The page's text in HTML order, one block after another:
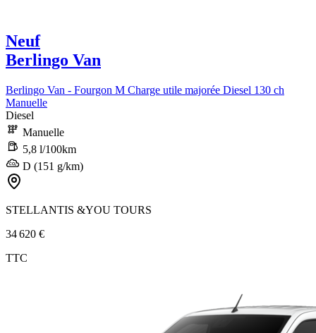
Neuf
Berlingo Van
Berlingo Van - Fourgon M Charge utile majorée Diesel 130 ch
Manuelle
Diesel
Manuelle
5,8 l/100km
D (151 g/km)
STELLANTIS &YOU TOURS
34 620 €
TTC